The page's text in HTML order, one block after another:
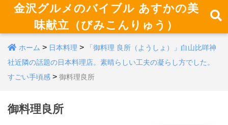
金沢グルメのバイブル あすかの美
味献立（びみこんりゅう）
ホーム > 日本料理 >
「御料理 良所（ようしょ）」白山比咩神
社近隣の話題の日本料理店。素晴らしい工夫の凝らし方でした。
すごい手頃感 > 御料理良所
御料理良所